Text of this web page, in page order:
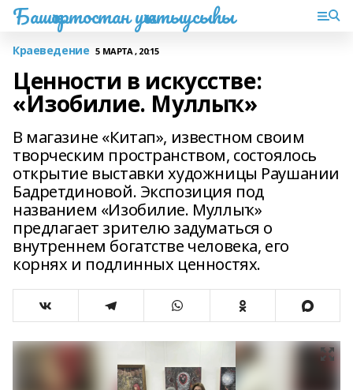
Башҡортостан уҡытыусыһы
Краеведение 5 МАРТА , 20:15
Ценности в искусстве:
«Изобилие. Муллыҡ»
В магазине «Китап», известном своим
творческим пространством, состоялось
открытие выставки художницы Раушании
Бадретдиновой. Экспозиция под
названием «Изобилие. Муллыҡ»
предлагает зрителю задуматься о
внутреннем богатстве человека, его
корнях и подлинных ценностях.